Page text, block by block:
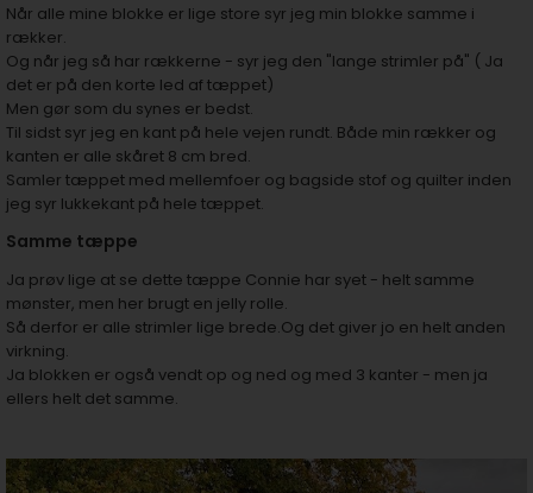
Når alle mine blokke er lige store syr jeg min blokke samme i
rækker.
Og når jeg så har rækkerne - syr jeg den "lange strimler på" ( Ja
det er på den korte led af tæppet)
Men gør som du synes er bedst.
Til sidst syr jeg en kant på hele vejen rundt. Både min rækker og
kanten er alle skåret 8 cm bred.
Samler tæppet med mellemfoer og bagside stof og quilter inden
jeg syr lukkekant på hele tæppet.
Samme tæppe
Ja prøv lige at se dette tæppe Connie har syet - helt samme
mønster, men her brugt en jelly rolle.
Så derfor er alle strimler lige brede.Og det giver jo en helt anden
virkning.
Ja blokken er også vendt op og ned og med 3 kanter - men ja
ellers helt det samme.